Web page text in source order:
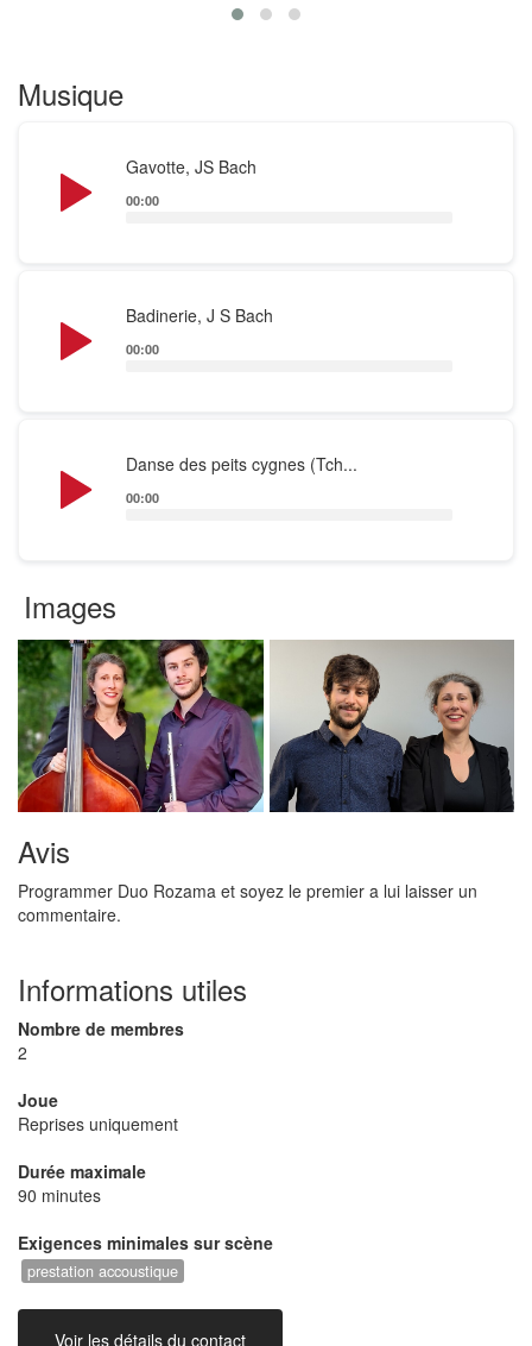
Musique
Gavotte, JS Bach
Player
00:00
Badinerie, J S Bach
Player
00:00
Danse des peits cygnes (Tch...
Player
00:00
Images
Avis
Programmer Duo Rozama et soyez le premier a lui laisser un
commentaire.
Informations utiles
Nombre de membres
2
Joue
Reprises uniquement
Durée maximale
90 minutes
Exigences minimales sur scène
prestation accoustique
Voir les détails du contact